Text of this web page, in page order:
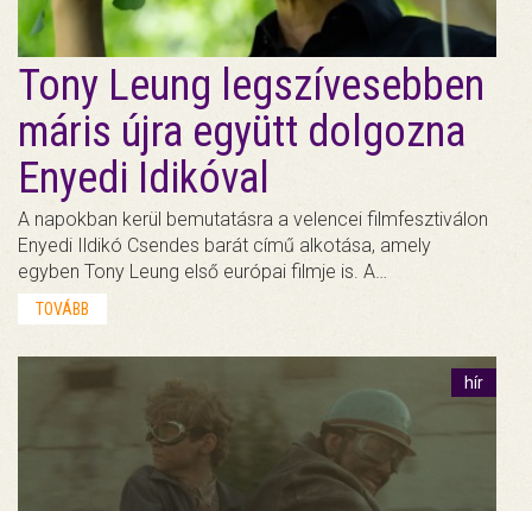
Tony Leung legszívesebben
máris újra együtt dolgozna
Enyedi Idikóval
A napokban kerül bemutatásra a velencei filmfesztiválon
Enyedi Ildikó Csendes barát című alkotása, amely
egyben Tony Leung első európai filmje is. A…
TOVÁBB
hír